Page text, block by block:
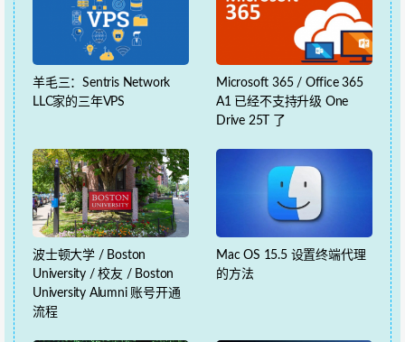
羊毛三：Sentris Network
LLC家的三年VPS
Microsoft 365 / Office 365
A1 已经不支持升级 One
Drive 25T 了
波士顿大学 / Boston
University / 校友 / Boston
University Alumni 账号开通
流程
Mac OS 15.5 设置终端代理
的方法